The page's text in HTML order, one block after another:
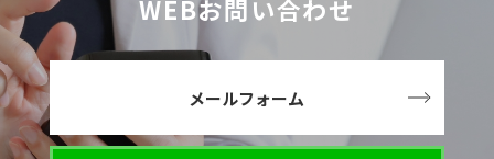
WEBお問い合わせ
メールフォーム